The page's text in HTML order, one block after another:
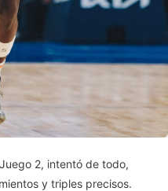
2, intentó de todo,
y triples precisos.